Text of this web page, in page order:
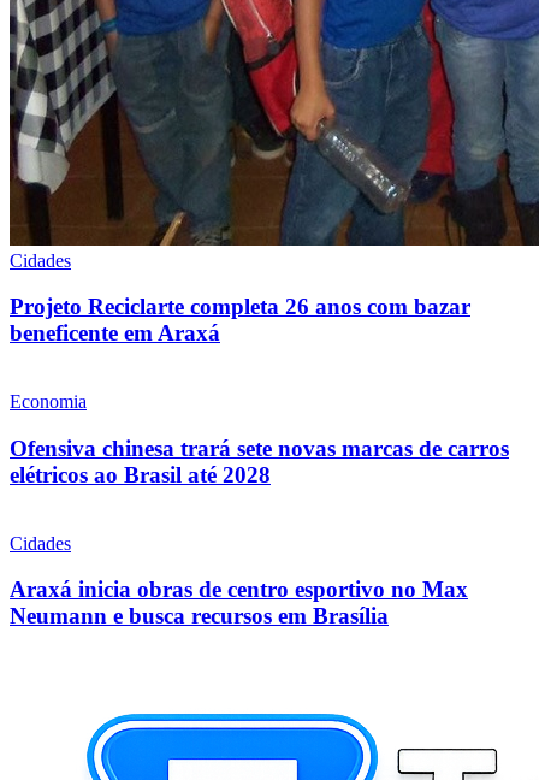
Cidades
Projeto Reciclarte completa 26 anos com bazar
beneficente em Araxá
Economia
Ofensiva chinesa trará sete novas marcas de carros
elétricos ao Brasil até 2028
Cidades
Araxá inicia obras de centro esportivo no Max
Neumann e busca recursos em Brasília